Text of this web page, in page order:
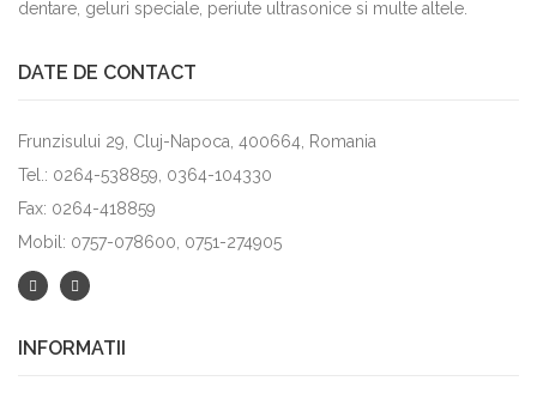
dentare, geluri speciale, periute ultrasonice si multe altele.
DATE DE CONTACT
Frunzisului 29, Cluj-Napoca, 400664, Romania
Tel.: 0264-538859, 0364-104330
Fax: 0264-418859
Mobil: 0757-078600, 0751-274905
INFORMATII